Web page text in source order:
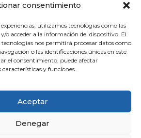
consentimiento
utilizamos tecnologías como las
o acceder a la información del dispositivo. El
nos permitirá procesar datos como
o las identificaciones únicas en este
el consentimiento, puede afectar
y funciones.
Aceptar
Denegar